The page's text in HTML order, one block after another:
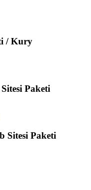
/ Kury
Paketi
Sitesi Paketi